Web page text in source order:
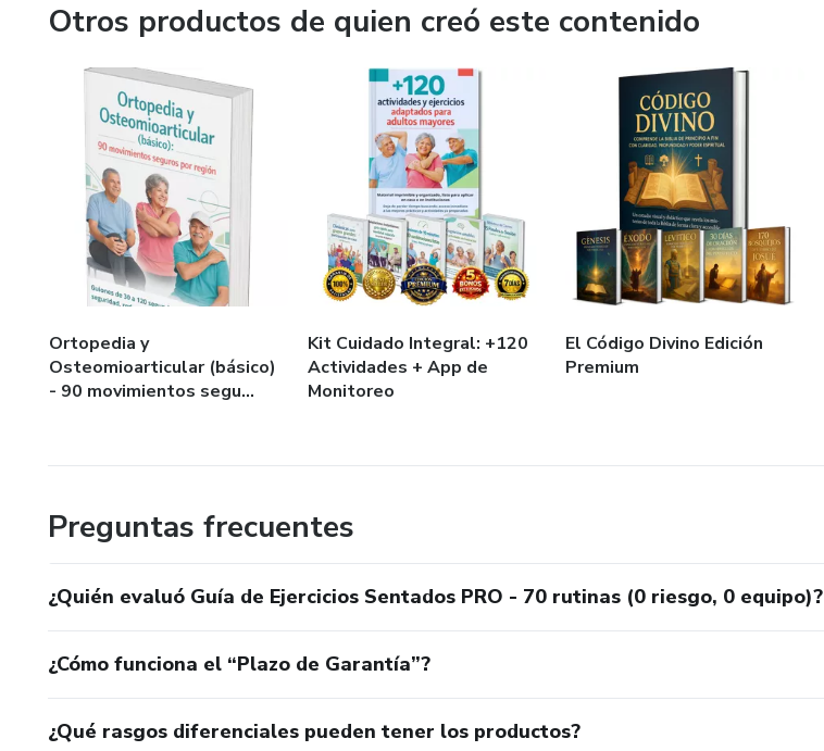
Otros productos de quien creó este contenido
Ortopedia y
Osteomioarticular (básico)
- 90 movimientos segu...
Kit Cuidado Integral: +120
Actividades + App de
Monitoreo
El Código Divino Edición
Premium
Preguntas frecuentes
¿Quién evaluó Guía de Ejercicios Sentados PRO - 70 rutinas (0 riesgo, 0 equipo)?
¿Cómo funciona el “Plazo de Garantía”?
¿Qué rasgos diferenciales pueden tener los productos?